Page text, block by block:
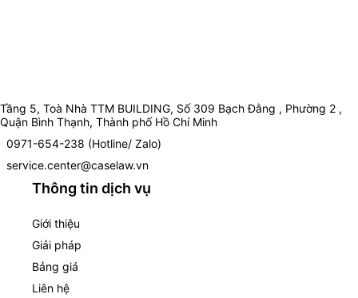
Tầng 5, Toà Nhà TTM BUILDING, Số 309 Bạch Đằng , Phường 2 ,
Quận Bình Thạnh, Thành phố Hồ Chí Minh
0971-654-238 (Hotline/ Zalo)
service.center@caselaw.vn
Thông tin dịch vụ
Giới thiệu
Giải pháp
Bảng giá
Liên hệ